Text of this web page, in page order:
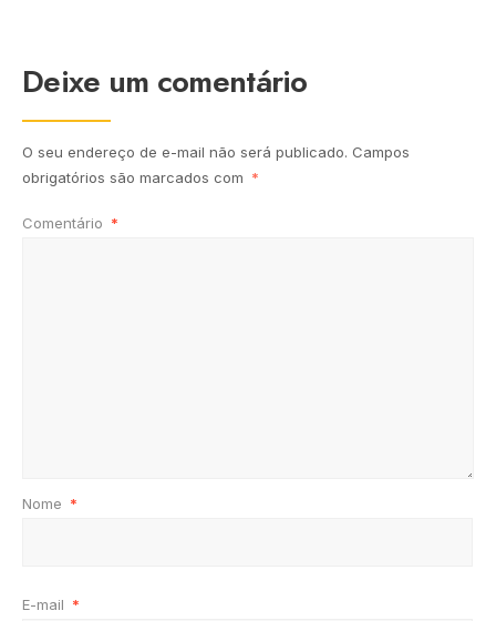
Deixe um comentário
O seu endereço de e-mail não será publicado. Campos
obrigatórios são marcados com *
Comentário *
Nome *
E-mail *